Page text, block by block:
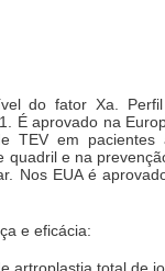
do fator Xa.
É aprovado na
TEV em pacientes
e na
Nos EUA é
e eficácia: